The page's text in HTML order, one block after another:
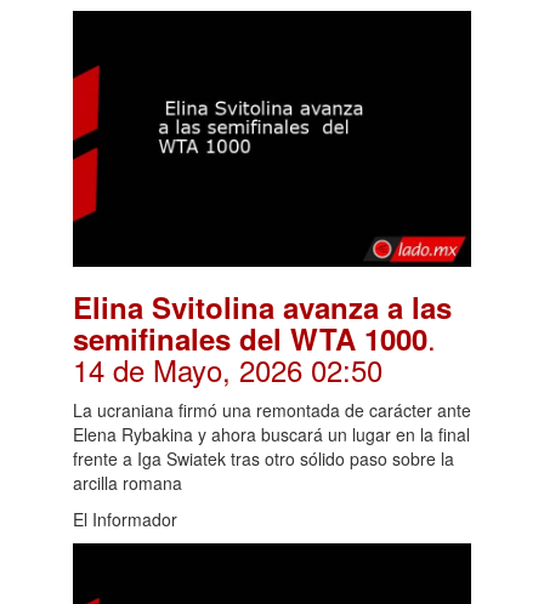
Elina Svitolina avanza a las
semifinales del WTA 1000.
14 de Mayo, 2026 02:50
La ucraniana firmó una remontada de carácter ante
Elena Rybakina y ahora buscará un lugar en la final
frente a Iga Swiatek tras otro sólido paso sobre la
arcilla romana
El Informador